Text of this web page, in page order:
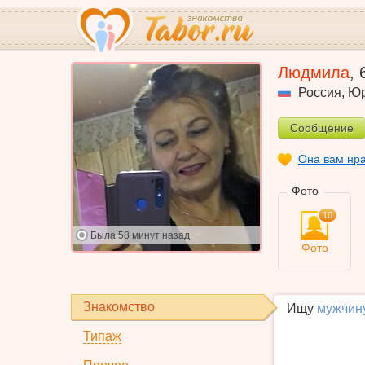
Была58 минут назад
Людмила,
Россия,
Сообщение
Она вам
Фото
10
Фото
Знакомство
Типаж
Ищу